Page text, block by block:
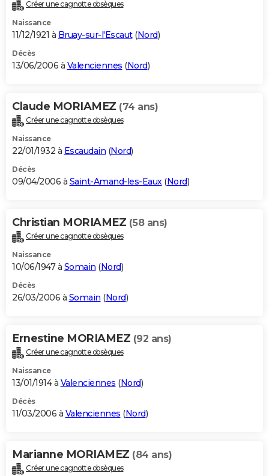
Créer une cagnotte obsèques
Naissance
11/12/1921 à Bruay-sur-l'Escaut(Nord)
Décès
13/06/2006 à Valenciennes (Nord)
Claude MORIAMEZ (74 ans)
Créer une cagnotte obsèques
Naissance
22/01/1932 à Escaudain (Nord)
Décès
09/04/2006 à Saint-Amand-les-Eaux(Nord)
Christian MORIAMEZ (58 ans)
Créer une cagnotte obsèques
Naissance
10/06/1947 à Somain (Nord)
Décès
26/03/2006 à Somain (Nord)
Ernestine MORIAMEZ (92 ans)
Créer une cagnotte obsèques
Naissance
13/01/1914 à Valenciennes (Nord)
Décès
11/03/2006 à Valenciennes (Nord)
Marianne MORIAMEZ (84 ans)
Créer une cagnotte obsèques